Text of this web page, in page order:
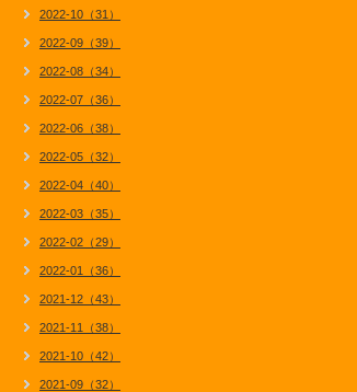
2022-10（31）
2022-09（39）
2022-08（34）
2022-07（36）
2022-06（38）
2022-05（32）
2022-04（40）
2022-03（35）
2022-02（29）
2022-01（36）
2021-12（43）
2021-11（38）
2021-10（42）
2021-09（32）